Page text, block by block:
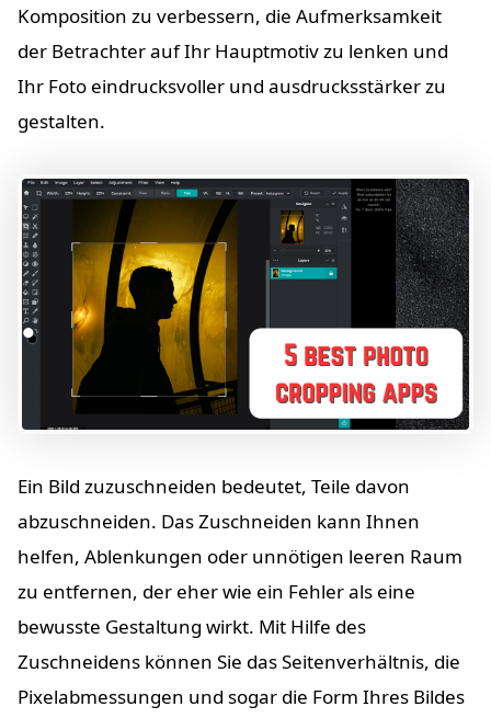
Komposition zu verbessern, die Aufmerksamkeit
der Betrachter auf Ihr Hauptmotiv zu lenken und
Ihr Foto eindrucksvoller und ausdrucksstärker zu
gestalten.
Ein Bild zuzuschneiden bedeutet, Teile davon
abzuschneiden. Das Zuschneiden kann Ihnen
helfen, Ablenkungen oder unnötigen leeren Raum
zu entfernen, der eher wie ein Fehler als eine
bewusste Gestaltung wirkt. Mit Hilfe des
Zuschneidens können Sie das Seitenverhältnis, die
Pixelabmessungen und sogar die Form Ihres Bildes